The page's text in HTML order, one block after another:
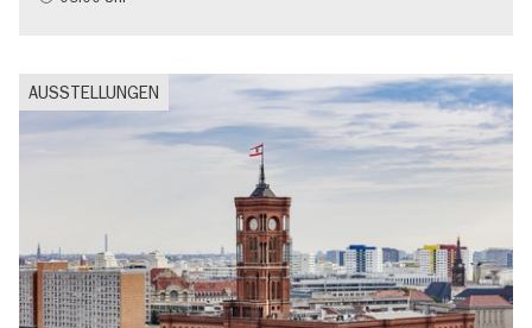
AUSSTELLUNGEN